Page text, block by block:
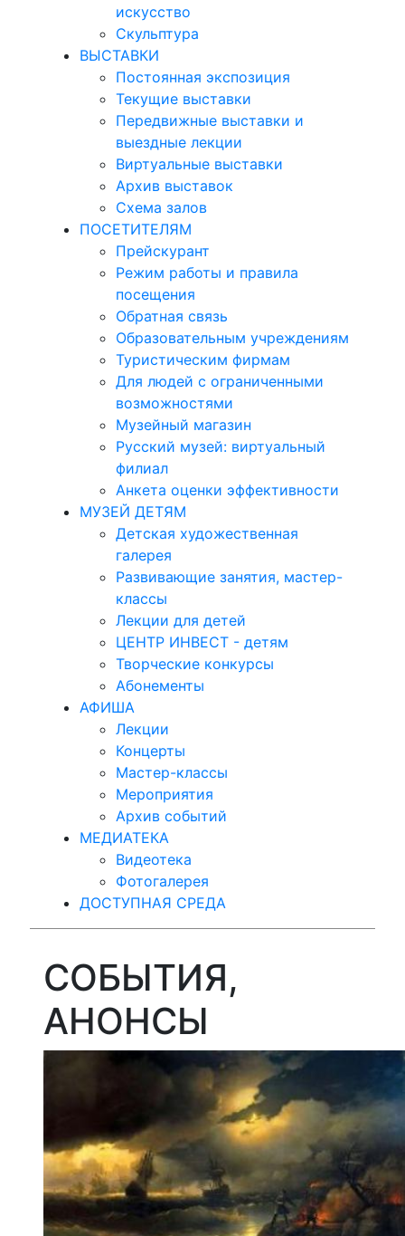
искусство
Скульптура
ВЫСТАВКИ
Постоянная экспозиция
Текущие выставки
Передвижные выставки и
выездные лекции
Виртуальные выставки
Архив выставок
Схема залов
ПОСЕТИТЕЛЯМ
Прейскурант
Режим работы и правила
посещения
Обратная связь
Образовательным учреждениям
Туристическим фирмам
Для людей с ограниченными
возможностями
Музейный магазин
Русский музей: виртуальный
филиал
Анкета оценки эффективности
МУЗЕЙ ДЕТЯМ
Детская художественная
галерея
Развивающие занятия, мастер-
классы
Лекции для детей
ЦЕНТР ИНВЕСТ - детям
Творческие конкурсы
Абонементы
АФИША
Лекции
Концерты
Мастер-классы
Мероприятия
Архив событий
МЕДИАТЕКА
Видеотека
Фотогалерея
ДОСТУПНАЯ СРЕДА
СОБЫТИЯ,
АНОНСЫ